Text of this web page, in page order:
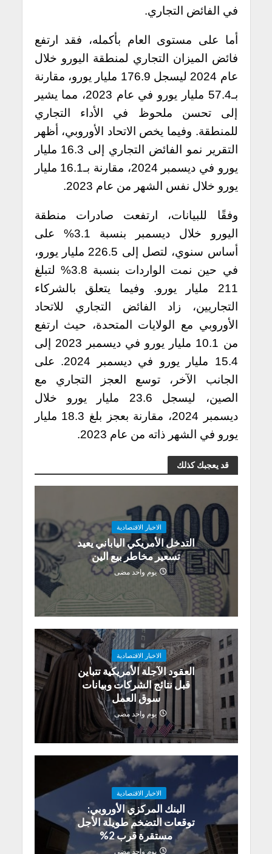
في الفائض التجاري.
أما على مستوى العام بأكمله، فقد ارتفع
فائض الميزان التجاري لمنطقة اليورو خلال
عام 2024 ليسجل 176.9 مليار يورو، مقارنة
بـ57.4 مليار يورو في عام 2023، مما يشير
إلى تحسن ملحوظ في الأداء التجاري
للمنطقة. وفيما يخص الاتحاد الأوروبي، أظهر
التقرير نمو الفائض التجاري إلى 16.3 مليار
يورو في ديسمبر 2024، مقارنة بـ16.1 مليار
يورو خلال نفس الشهر من عام 2023.
وفقًا للبيانات، ارتفعت صادرات منطقة
اليورو خلال ديسمبر بنسبة 3.1% على
أساس سنوي، لتصل إلى 226.5 مليار يورو،
في حين نمت الواردات بنسبة 3.8% لتبلغ
211 مليار يورو. وفيما يتعلق بالشركاء
التجاريين، زاد الفائض التجاري للاتحاد
الأوروبي مع الولايات المتحدة، حيث ارتفع
من 10.1 مليار يورو في ديسمبر 2023 إلى
15.4 مليار يورو في ديسمبر 2024. على
الجانب الآخر، توسع العجز التجاري مع
الصين، ليسجل 23.6 مليار يورو خلال
ديسمبر 2024، مقارنة بعجز بلغ 18.3 مليار
يورو في الشهر ذاته من عام 2023.
قد يعجبك كذلك
الاخبار الاقتصادية
التدخل الأمريكي الياباني يعيد
تسعير مخاطر بيع الين
يوم واحد مضى
الاخبار الاقتصادية
العقود الآجلة الأمريكية تتباين
قبل نتائج الشركات وبيانات
سوق العمل
يوم واحد مضى
الاخبار الاقتصادية
البنك المركزي الأوروبي:
توقعات التضخم طويلة الأجل
مستقرة قرب 2%
يوم واحد مضى